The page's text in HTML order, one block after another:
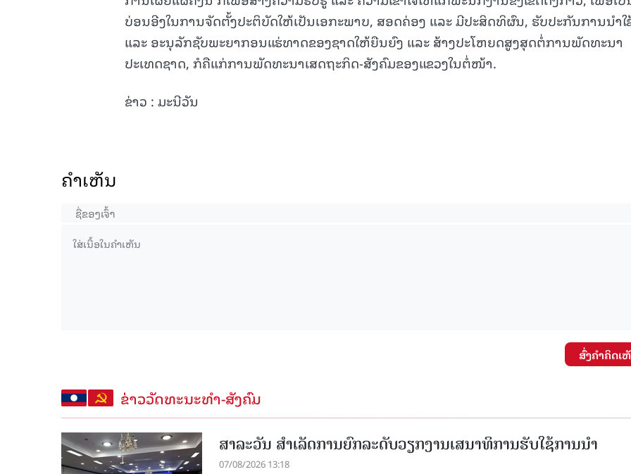
ບ່ອນອີງໃນການຈັດຕັ້ງປະຕິບັດໃຫ້ເປັນເອກະພາບ, ສອດຄ່ອງ ແລະ ມີປະສິດທິຜົນ, ຮັບປະກັນການນໍາໃ
ແລະ ອະນຸລັກຊັບພະຍາກອນແຮ່ທາດຂອງຊາດໃຫ້ຍືນຍົງ ແລະ ສ້າງປະໂຫຍດສູງສຸດຕໍ່ການພັດທະນາ
ປະເທດຊາດ, ກໍຄືແກ່ການພັດທະນາເສດຖະກິດ-ສັງຄົມຂອງແຂວງໃນຕໍ່ໜ້າ.
ຂ່າວ : ມະນີວັນ
ຄໍາເຫັນ
ສົ່ງຄໍາຄິດເ
ຂ່າວວັດທະນະທຳ-ສັງຄົມ
ສາລະວັນ ສໍາເລັດການຍົກລະດັບວຽກງານເສນາທິການຮັບໃຊ້ການນໍາ
07/08/2026 13:18